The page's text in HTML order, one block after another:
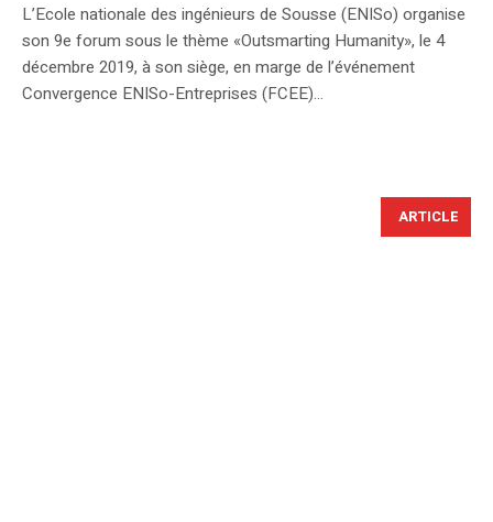
L’Ecole nationale des ingénieurs de Sousse (ENISo) organise
son 9e forum sous le thème «Outsmarting Humanity», le 4
décembre 2019, à son siège, en marge de l’événement
Convergence ENISo-Entreprises (FCEE)…
ARTICLE